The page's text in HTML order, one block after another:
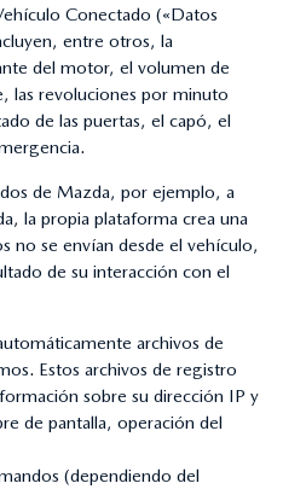
Conectado («Datos
entre otros, la
del motor, el volumen de
las revoluciones por minuto
de las puertas, el capó, el
de Mazda, por ejemplo, a
la propia plataforma crea una
no se envían desde el vehículo,
de su interacción con el
archivos de
Estos archivos de registro
sobre su dirección IP y
de pantalla, operación del
(dependiendo del